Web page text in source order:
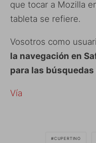
que tocar a Mozilla
tableta se refiere.
Vosotros como
la navegación en
para las búsquedas
Vía
CUPERTINO